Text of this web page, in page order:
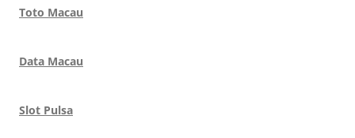
Toto Macau
Data Macau
Slot Pulsa